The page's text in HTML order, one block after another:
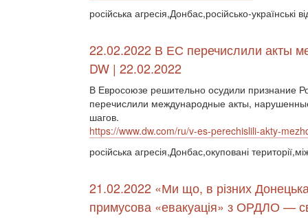
російська агресія,Донбас,російсько-
22.02.2022 В ЕС перечислили акты
DW | 22.02.2022
В Евросоюзе решительно осудили признание
перечислили международные акты,
шагов.
https://www.dw.com/ru/v-es-perechislili-akty-
російська агресія,Донбас,окуповані
21.02.2022 «Ми що, в різних
примусова «евакуація» з ОРДЛО —